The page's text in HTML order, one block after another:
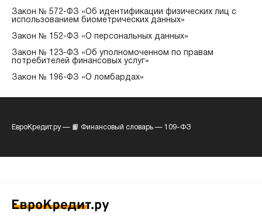
Закон № 572-ФЗ «Об идентификации физических лиц с
использованием биометрических данных»
Закон № 152-ФЗ «О персональных данных»
Закон № 123-ФЗ «Об уполномоченном по правам
потребителей финансовых услуг»
Закон № 196-ФЗ «О ломбардах»
ЕвроКредит.ру— 📙 Финансовый словарь — 109-ФЗ